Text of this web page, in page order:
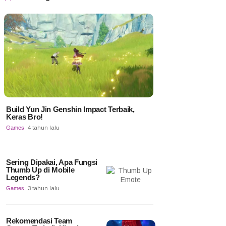
Build Yun Jin Genshin Impact Terbaik,
Keras Bro!
Games 4 tahun lalu
Sering Dipakai, Apa Fungsi
Thumb Up di Mobile
Legends?
Games 3 tahun lalu
Rekomendasi Team